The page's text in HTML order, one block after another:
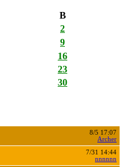
В
2
9
16
23
30
8/5 17:07
Archer
7/31 14:44
nnnnnn